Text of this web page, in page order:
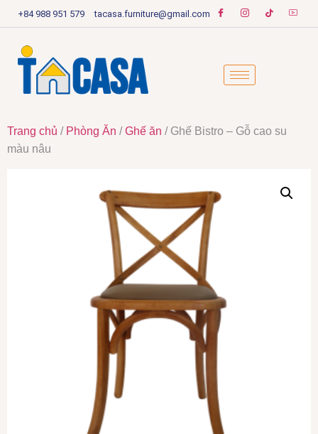
+84 988 951 579 tacasa.furniture@gmail.com
Trang chủ / Phòng Ăn /Ghế ăn / Ghế Bistro – Gỗ cao su
màu nâu